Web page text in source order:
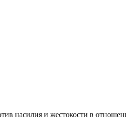
насилия и жестокости в